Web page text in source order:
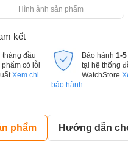
Hình ảnh sản phẩm
kết
tháng đầu
có lỗi
Xem chi
Bảo hành 1-
tại hệ thống
WatchStore
bảo hành
phẩm Hướng dẫn